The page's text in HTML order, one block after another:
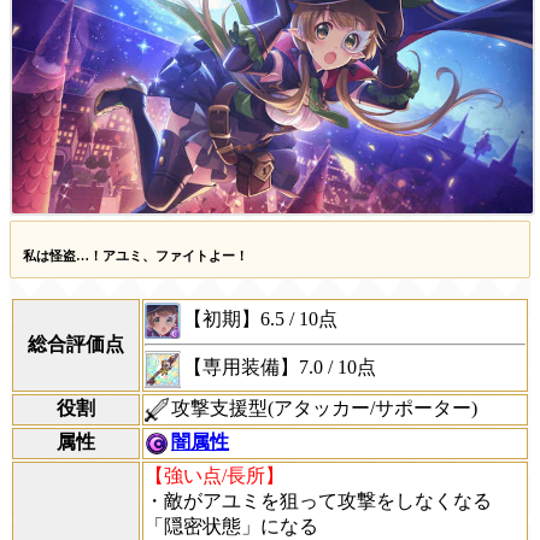
私は怪盗…！アユミ、ファイトよー！
総合評価点
【初期】 6.5 / 10点
【専用装備】 7.0 / 10点
役割
攻撃支援型(アタッカー/サポーター)
属性
闇属性
【強い点/長所】
・敵がアユミを狙って攻撃をしなくなる
「隠密状態」になる